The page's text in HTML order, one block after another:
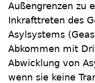
Außengrenzen zu
Inkrafttreten des
Asylsystems
Abkommen mit
Abwicklung von
wenn sie keine